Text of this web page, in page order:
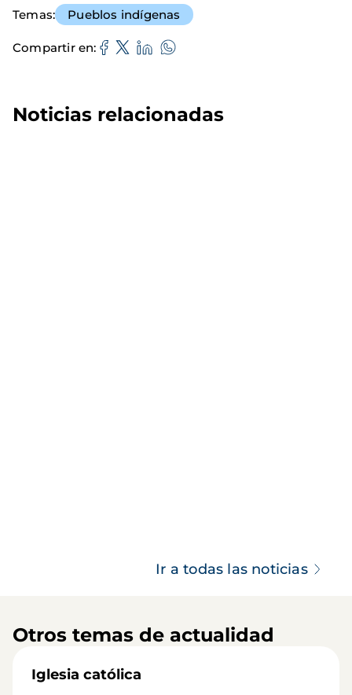
Temas Pueblos indígenas
Compartir en
Noticias relacionadas
Ir a todas las noticias
Otros temas de actualidad
Iglesia católica